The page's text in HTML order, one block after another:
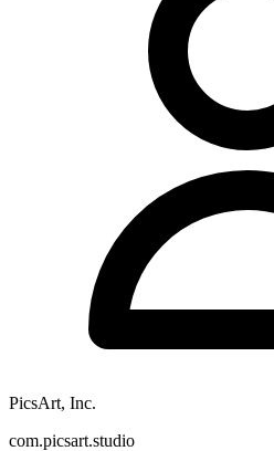
PicsArt, Inc.
com.picsart.studio